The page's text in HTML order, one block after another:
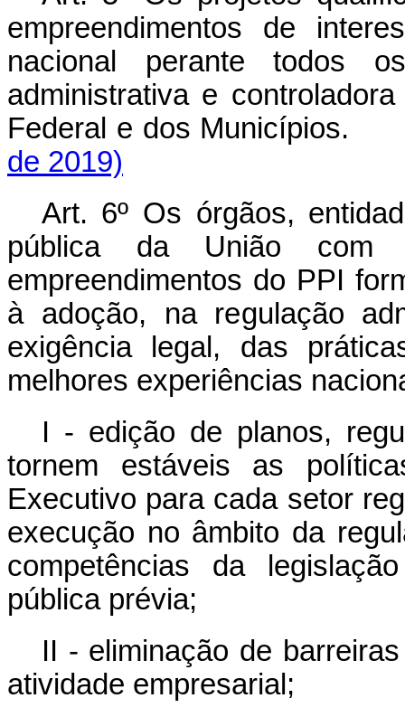
empreendimentos de
nacional perante todos
administrativa e
Federal e dos
de 2019)
Art. 6º Os órgãos,
pública da União com
empreendimentos do PPI
à adoção, na regulação
exigência legal, das
melhores experiências
I - edição de planos,
tornem estáveis as
Executivo para cada setor
execução no âmbito da
competências da
pública prévia;
II - eliminação de
atividade empresarial;